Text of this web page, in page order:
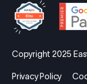
Copyright 2025
Privacy Policy